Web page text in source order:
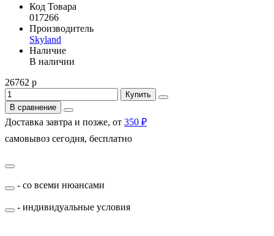
Код Товара
017266
Производитель
Skyland
Наличие
В наличии
26762 р
Купить
В сравнение
Доставка завтра и позже, от 350 ₽
самовывоз сегодня, бесплатно
- со всеми нюансами
- индивидуальные условия